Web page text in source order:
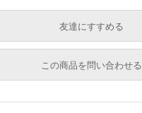
友達にすすめる
必須
必須
この商品を問い合わせる